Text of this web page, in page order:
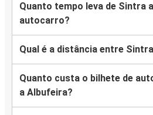
Quanto tempo leva de Sintra
autocarro?
Qual é a distância entre
Quanto custa o bilhete de
a Albufeira?